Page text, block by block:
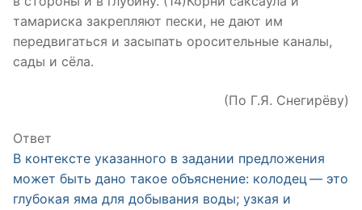
тамариска закрепляют пески, не дают им
передвигаться и засыпать оросительные каналы,
сады и сёла.
(По Г.Я. Снегирёву)
Ответ
В контексте указанного в задании предложения
может быть дано такое объяснение: колодец — это
глубокая яма для добывания воды; узкая и